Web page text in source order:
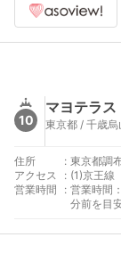
10
マヨテラス
東京都 / 千歳烏
住所 : 東京都調
アクセス
: (1)京王線
営業時間
: 営業時間
分前を目